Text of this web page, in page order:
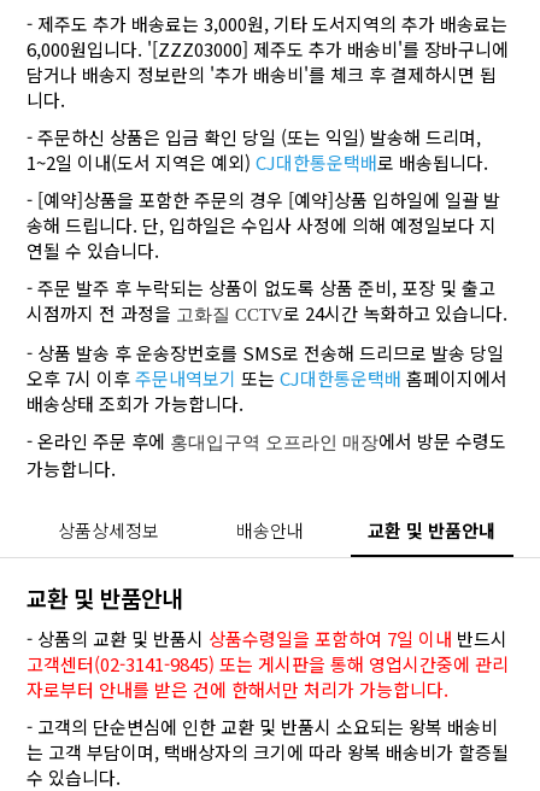
- 제주도 추가 배송료는 3,000원, 기타 도서지역의 추가 배송료는
6,000원입니다. '[ZZZ03000] 제주도 추가 배송비'를 장바구니에
담거나 배송지 정보란의 '추가 배송비'를 체크 후 결제하시면 됩
니다.
- 주문하신 상품은 입금 확인 당일 (또는 익일) 발송해 드리며,
1~2일 이내(도서 지역은 예외)CJ대한통운택배로 배송됩니다.
- [예약]상품을 포함한 주문의 경우 [예약]상품 입하일에 일괄 발
송해 드립니다. 단, 입하일은 수입사 사정에 의해 예정일보다 지
연될 수 있습니다.
- 주문 발주 후 누락되는 상품이 없도록 상품 준비, 포장 및 출고
시점까지 전 과정을 고화질 CCTV로 24시간 녹화하고 있습니다.
- 상품 발송 후 운송장번호를 SMS로 전송해 드리므로 발송 당일
오후 7시 이후주문내역보기 또는CJ대한통운택배 홈페이지에서
배송상태 조회가 가능합니다.
- 온라인 주문 후에 홍대입구역 오프라인 매장에서 방문 수령도
가능합니다.
상품상세정보 배송안내 교환 및 반품안내
교환 및 반품안내
- 상품의 교환 및 반품시 상품수령일을 포함하여 7일 이내 반드시
고객센터(02-3141-9845) 또는 게시판을 통해 영업시간중에 관리
자로부터 안내를 받은 건에 한해서만 처리가 가능합니다.
- 고객의 단순변심에 인한 교환 및 반품시 소요되는 왕복 배송비
는 고객 부담이며, 택배상자의 크기에 따라 왕복 배송비가 할증될
수 있습니다.